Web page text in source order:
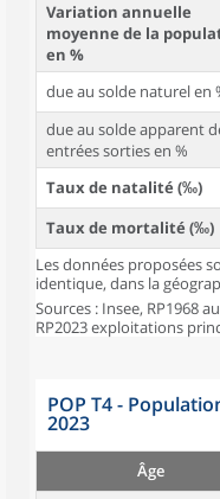
Variation annuelle
moyenne de la
en %
due au solde naturel en
due au solde apparent
entrées sorties en %
Taux de natalité (‰)
Taux de mortalité (‰)
Les données proposées
identique, dans la
Sources : Insee, RP1968
RP2023 exploitations
POP T4 -
2023
Âge